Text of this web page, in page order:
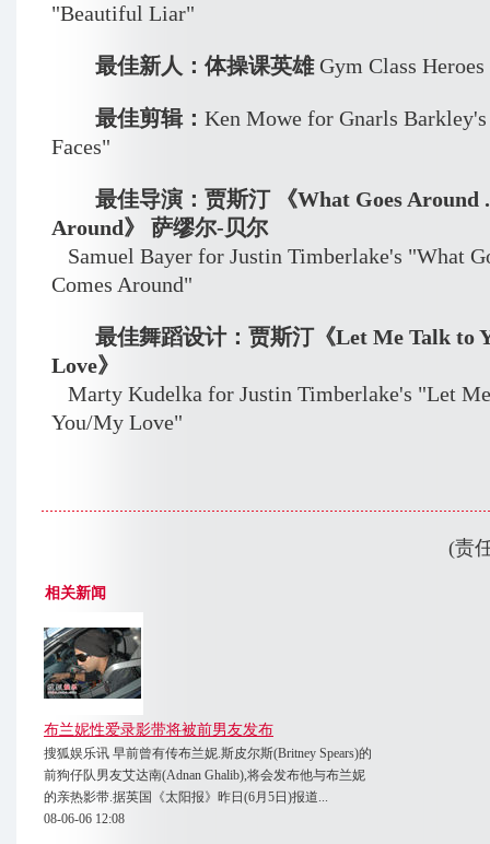
"Beautiful Liar"
最佳新人：体操课英雄Gym Class Heroes
最佳剪辑： Ken Mowe for Gnarls
Faces"
最佳导演：贾斯汀 《What Goes Around
Around》 萨缪尔-贝尔
Samuel Bayer for Justin Timberlake's "What
Comes Around"
最佳舞蹈设计：贾斯汀《Let Me Talk to
Love》
Marty Kudelka for Justin Timberlake's "Let
You/My Love"
(责
相关新闻
布兰妮性爱录影带将被前男友发布
搜狐娱乐讯 早前曾有传布兰妮.斯皮尔斯(Britney Spears)的
前狗仔队男友艾达南(Adnan Ghalib),将会发布他与布兰妮
的亲热影带.据英国《太阳报》昨日(6月5日)报道...
08-06-06 12:08